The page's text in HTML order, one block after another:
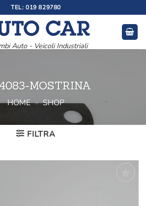
TEL: 019 829780
Auto - Veicoli Industriali
MOSTRINA
HOME » SHOP
FILTRA